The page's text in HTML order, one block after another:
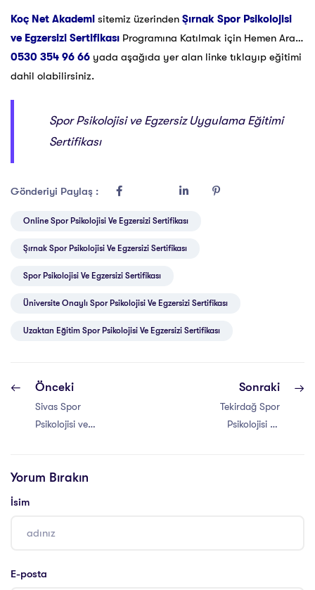
Koç Net Akademi sitemiz üzerinden Şırnak Spor Psikolojisi
ve Egzersizi Sertifikası Programına Katılmak için Hemen Ara…
0530 354 96 66 yada aşağıda yer alan linke tıklayıp eğitimi
dahil olabilirsiniz.
Spor Psikolojisi ve Egzersiz Uygulama Eğitimi
Sertifikası
Gönderiyi Paylaş :
Online Spor Psikolojisi Ve Egzersizi Sertifikası
Şırnak Spor Psikolojisi Ve Egzersizi Sertifikası
Spor Psikolojisi Ve Egzersizi Sertifikası
Üniversite Onaylı Spor Psikolojisi Ve Egzersizi Sertifikası
Uzaktan Eğitim Spor Psikolojisi Ve Egzersizi Sertifikası
Önceki
Sivas Spor
Psikolojisi ve
Sonraki
Tekirdağ Spor
Psikolojisi ve
Yorum Bırakın
İsim
E-posta